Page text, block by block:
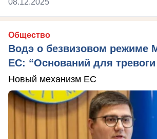
08.12.2025
Общество
Водэ о безвизовом режиме
ЕС: “Оснований для тревоги
Новый механизм ЕС